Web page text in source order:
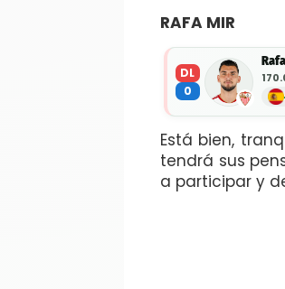
RAFA MIR
DL
0
Está bien,
tendrá sus
a participar y